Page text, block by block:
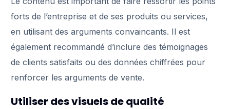
forts de l’entreprise et de ses produits ou services,
en utilisant des arguments convaincants. Il est
également recommandé d’inclure des témoignages
de clients satisfaits ou des données chiffrées pour
renforcer les arguments de vente.
Utiliser des visuels de qualité